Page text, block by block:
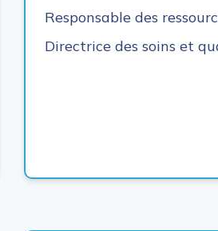
Responsable des
Directrice des soins et